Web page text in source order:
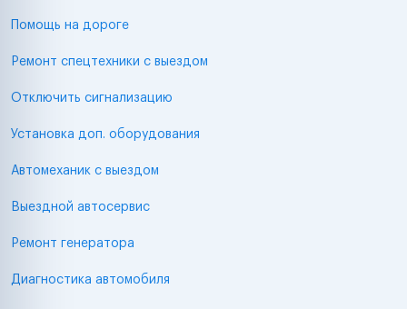
Помощь на дороге
Ремонт спецтехники с выездом
Отключить сигнализацию
Установка доп. оборудования
Автомеханик с выездом
Выездной автосервис
Ремонт генератора
Диагностика автомобиля